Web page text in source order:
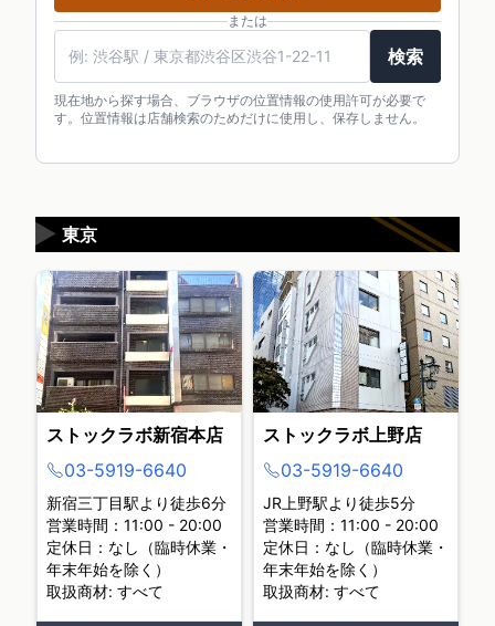
または
検索
現在地から探す場合、ブラウザの位置情報の使用許可が必要で
す。位置情報は店舗検索のためだけに使用し、保存しません。
東京
▶
ストックラボ新宿本店
03-5919-6640
新宿三丁目駅より徒歩6分
営業時間：11:00 - 20:00
定休日：なし（臨時休業・
年末年始を除く）
取扱商材: すべて
ストックラボ上野店
03-5919-6640
JR上野駅より徒歩5分
営業時間：11:00 - 20:00
定休日：なし（臨時休業・
年末年始を除く）
取扱商材: すべて